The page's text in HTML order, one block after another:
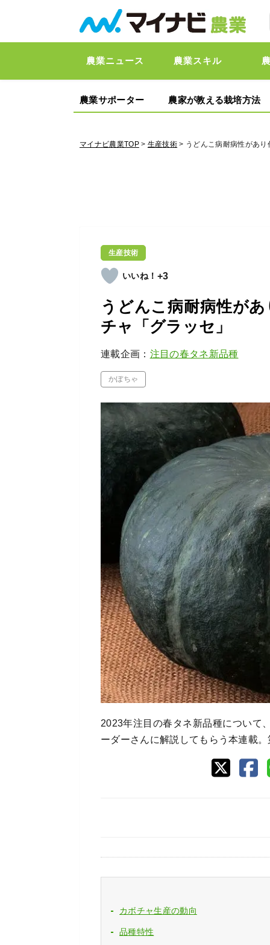
農業ニュース 農業スキル
農業サポーター 農家が教える栽培方法
マイナビ農業TOP> 生産技術 > うどんこ病耐病性があ
生産技術
+3
うどんこ病耐病性が
チャ「グラッセ」
連載企画： 注目の春タネ新品種
かぼちゃ
2023年注目の春タネ新品種について
ーダーさんに解説してもらう本連載
カボチャ生産の動向
品種特性